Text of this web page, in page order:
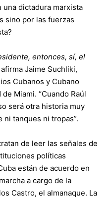
dictadura marxista
sino por las fuerzas
entonces, sí, el
afirma Jaime Suchliki,
Cubanos y Cubano
Miami. “Cuando Raúl
será otra historia muy
tanques ni tropas”.
de leer las señales de
políticas
están de acuerdo en
a cargo de la
Castro, el almanaque. La